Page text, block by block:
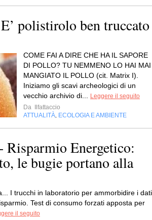
polistirolo ben truccato
COME FAI A DIRE CHE HA IL SAPORE
DI POLLO? TU NEMMENO LO HAI MAI
MANGIATO IL POLLO (cit. Matrix I).
Iniziamo gli scavi archeologici di un
vecchio archivio di...
Leggere il seguito
Da
Ilfattaccio
ATTUALITÀ ECOLOGIA E AMBIENTE
Risparmio Energetico:
le bugie portano alla
I trucchi in laboratorio per ammorbidire i dati
Test di consumo forzati apposta per
il seguito